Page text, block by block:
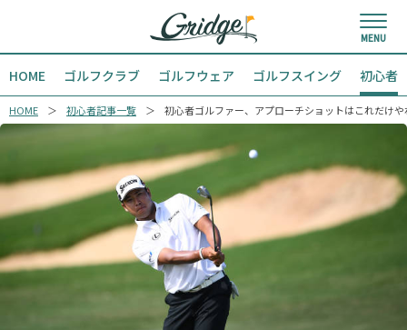
HOME ゴルフクラブ ゴルフウェア ゴルフスイング 初心者
HOME 初心者記事一覧 初心者ゴルファー、アプローチショットはこれだけ